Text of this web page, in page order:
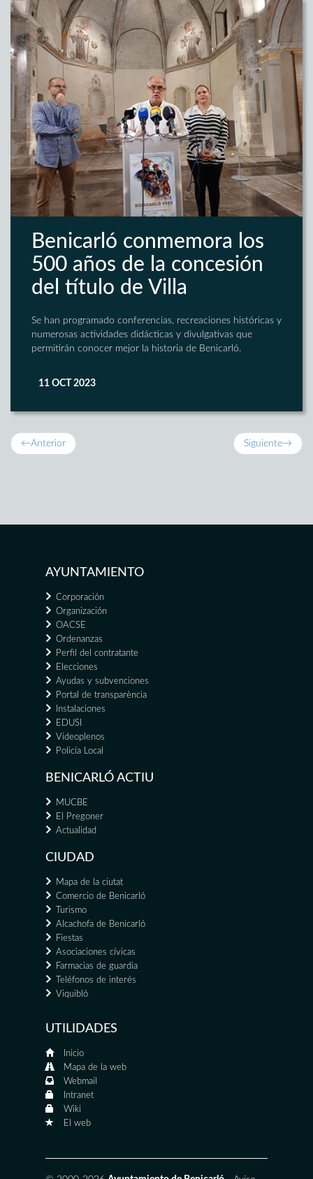
Benicarló conmemora los
500 años de la concesión
del título de Villa
Se han programado conferencias, recreaciones históricas y
numerosas actividades didácticas y divulgativas que
permitirán conocer mejor la historia de Benicarló.
11 OCT 2023
←Anterior Siguiente→
AYUNTAMIENTO
Corporación
Organización
OACSE
Ordenanzas
Perfil del contratante
Elecciones
Ayudas y subvenciones
Portal de transparència
Instalaciones
EDUSI
Videoplenos
Policía Local
BENICARLÓ ACTIU
MUCBE
El Pregoner
Actualidad
CIUDAD
Mapa de la ciutat
Comercio de Benicarló
Turismo
Alcachofa de Benicarló
Fiestas
Asociaciones cívicas
Farmacias de guardia
Teléfonos de interés
Viquibló
UTILIDADES
Inicio
Mapa de la web
Webmail
Intranet
Wiki
El web